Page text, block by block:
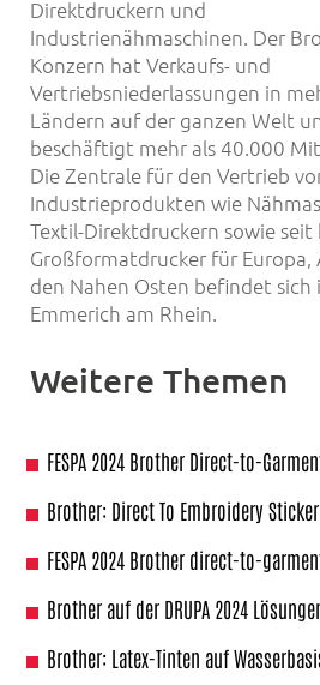
Direktdruckern und
Industrienähmaschinen. Der
Konzern hat Verkaufs- und
Vertriebsniederlassungen in
Ländern auf der ganzen Welt
beschäftigt mehr als 40.000
Die Zentrale für den Vertrieb
Industrieprodukten wie
Textil-Direktdruckern sowie
Großformatdrucker für Europa,
den Nahen Osten befindet sich
Emmerich am Rhein.
Weitere Themen
FESPA 2024 Brother Direct-to-
Brother: Direct To Embroidery
FESPA 2024 Brother direct-to-
Brother auf der DRUPA 2024
Brother: Latex-Tinten auf